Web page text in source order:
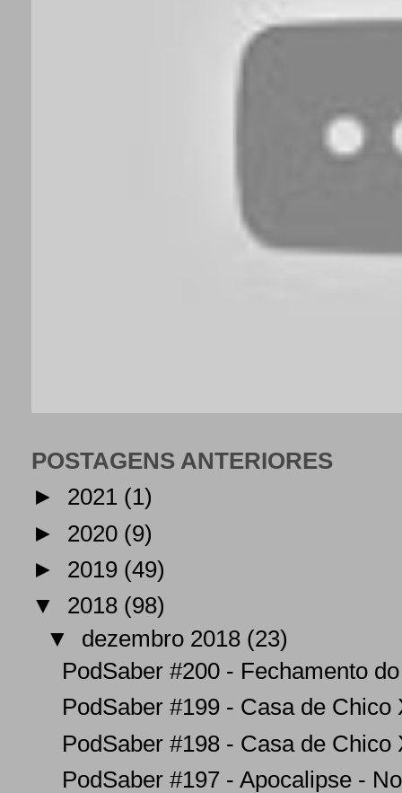
POSTAGENS ANTERIORES
► 2021 (1)
► 2020 (9)
► 2019 (49)
▼ 2018 (98)
▼ dezembro 2018 (23)
PodSaber #200 - Fechamento
PodSaber #199 - Casa de Chico
PodSaber #198 - Casa de Chico
PodSaber #197 - Apocalipse -